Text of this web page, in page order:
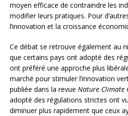
moyen efficace de contraindre les
modifier leurs pratiques. Pour
l’innovation et la croissance
Ce débat se retrouve également au
que certains pays ont adopté des
ont préféré une approche plus
marché pour stimuler l’innovation
publiée dans la revue Nature Climate
adopté des régulations strictes ont
diminuer plus rapidement que ceux